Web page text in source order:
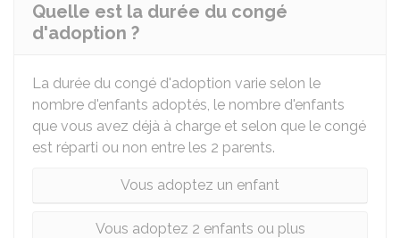
Quelle est la durée du congé
d'adoption ?
La durée du congé d'adoption varie selon le
nombre d'enfants adoptés, le nombre d'enfants
que vous avez déjà à charge et selon que le congé
est réparti ou non entre les 2 parents.
Vous adoptez un enfant
Vous adoptez 2 enfants ou plus